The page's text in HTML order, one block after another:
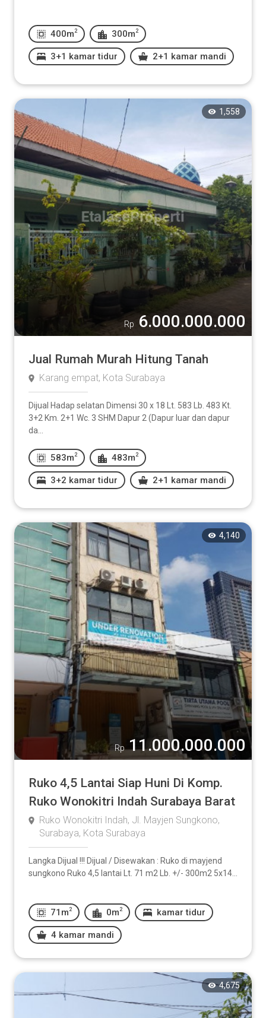
400m 2 300m 2
3+1 kamar tidur 2+1 kamar mandi
1,558
Rp 6.000.000.000
Jual Rumah Murah Hitung Tanah
Karang empat, Kota Surabaya
Dijual Hadap selatan Dimensi 30 x 18 Lt. 583 Lb. 483 Kt.
3+2 Km. 2+1 Wc. 3 SHM Dapur 2 (Dapur luar dan dapur
da...
583m 2 483m 2
3+2 kamar tidur 2+1 kamar mandi
4,140
Rp 11.000.000.000
Ruko 4,5 Lantai Siap Huni Di Komp.
Ruko Wonokitri Indah Surabaya Barat
Ruko Wonokitri Indah, Jl. Mayjen Sungkono,
Surabaya, Kota Surabaya
Langka Dijual !!! Dijual / Disewakan : Ruko di mayjend
sungkono Ruko 4,5 lantai Lt. 71 m2 Lb. +/- 300m2 5x14...
71m 2 0m 2 kamar tidur
4 kamar mandi
4,675